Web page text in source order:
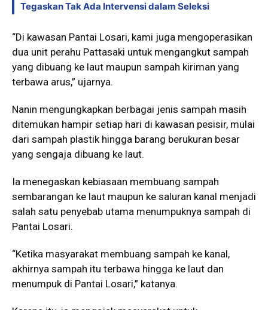
Tegaskan Tak Ada Intervensi dalam Seleksi
“Di kawasan Pantai Losari, kami juga mengoperasikan
dua unit perahu Pattasaki untuk mengangkut sampah
yang dibuang ke laut maupun sampah kiriman yang
terbawa arus,” ujarnya.
Nanin mengungkapkan berbagai jenis sampah masih
ditemukan hampir setiap hari di kawasan pesisir, mulai
dari sampah plastik hingga barang berukuran besar
yang sengaja dibuang ke laut.
Ia menegaskan kebiasaan membuang sampah
sembarangan ke laut maupun ke saluran kanal menjadi
salah satu penyebab utama menumpuknya sampah di
Pantai Losari.
“Ketika masyarakat membuang sampah ke kanal,
akhirnya sampah itu terbawa hingga ke laut dan
menumpuk di Pantai Losari,” katanya.